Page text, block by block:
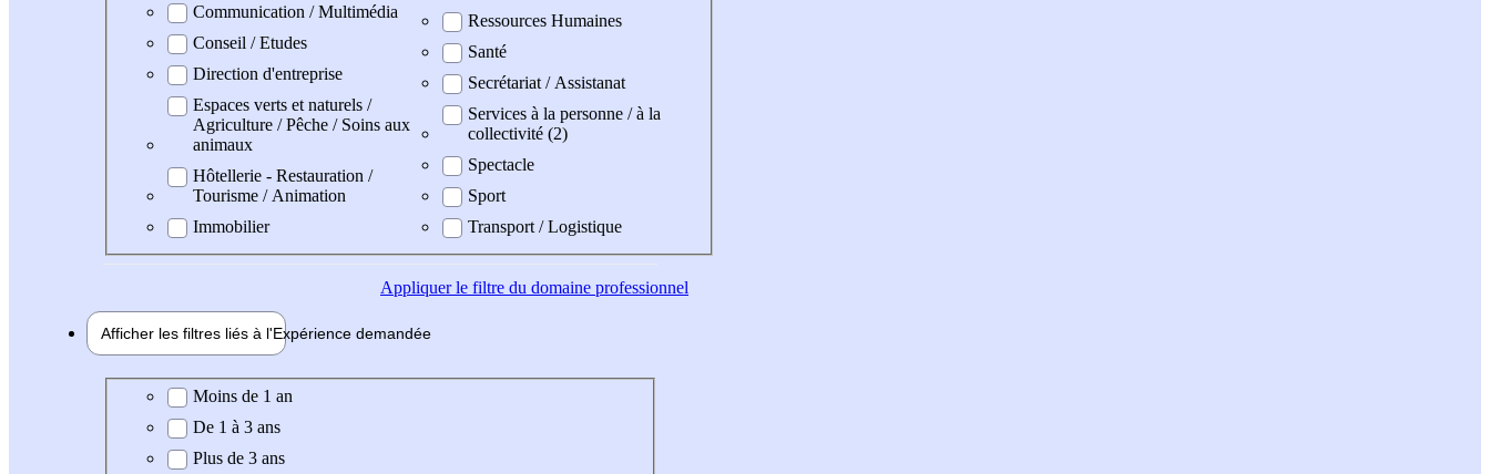
Communication / Multimédia
Conseil / Etudes
Direction d'entreprise
Espaces verts et naturels /
Agriculture / Pêche / Soins aux
animaux
Hôtellerie - Restauration /
Tourisme / Animation
Immobilier
Ressources Humaines
Santé
Secrétariat / Assistanat
Services à la personne / à la
collectivité (2)
Spectacle
Sport
Transport / Logistique
Appliquerle filtre du domaine professionnel
Afficher les filtres liés à l'Expérience demandée
Expérience demandée
Moins de 1 an
De 1 à 3 ans
Plus de 3 ans